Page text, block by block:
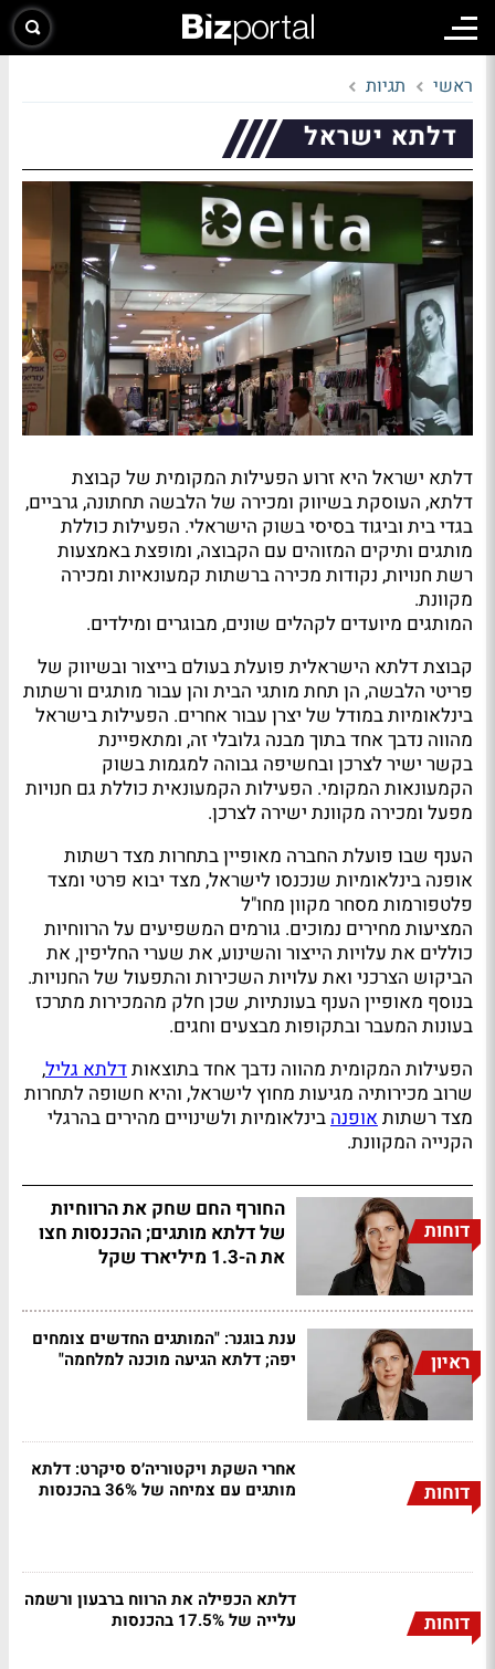
ראשי תגיות
דלתא ישראל
דלתא ישראל היא זרוע הפעילות המקומית של קבוצת
דלתא, העוסקת בשיווק ומכירה של הלבשה תחתונה, גרביים,
בגדי בית וביגוד בסיסי בשוק הישראלי. הפעילות כוללת
מותגים ותיקים המזוהים עם הקבוצה, ומופצת באמצעות
רשת חנויות, נקודות מכירה ברשתות קמעונאיות ומכירה
מקוונת.
המותגים מיועדים לקהלים שונים, מבוגרים ומילדים.
קבוצת דלתא הישראלית פועלת בעולם בייצור ובשיווק של
פריטי הלבשה, הן תחת מותגי הבית והן עבור מותגים ורשתות
בינלאומיות במודל של יצרן עבור אחרים. הפעילות בישראל
מהווה נדבך אחד בתוך מבנה גלובלי זה, ומתאפיינת
בקשר ישיר לצרכן ובחשיפה גבוהה למגמות בשוק
הקמעונאות המקומי. הפעילות הקמעונאית כוללת גם חנויות
מפעל ומכירה מקוונת ישירה לצרכן.
הענף שבו פועלת החברה מאופיין בתחרות מצד רשתות
אופנה בינלאומיות שנכנסו לישראל, מצד יבוא פרטי ומצד
פלטפורמות מסחר מקוון מחו"ל
המציעות מחירים נמוכים. גורמים המשפיעים על הרווחיות
כוללים את עלויות הייצור והשינוע, את שערי החליפין, את
הביקוש הצרכני ואת עלויות השכירות והתפעול של החנויות.
בנוסף מאופיין הענף בעונתיות, שכן חלק מהמכירות מתרכז
בעונות המעבר ובתקופות מבצעים וחגים.
הפעילות המקומית מהווה נדבך אחד בתוצאותדלתא גליל,
שרוב מכירותיה מגיעות מחוץ לישראל, והיא חשופה לתחרות
מצד רשתות אופנה בינלאומיות ולשינויים מהירים בהרגלי
הקנייה המקוונת.
דוחות
החורף החם שחק את הרווחיות
של דלתא מותגים; ההכנסות חצו
את ה-1.3 מיליארד שקל
ראיון
ענת בוגנר: "המותגים החדשים צומחים
יפה; דלתא הגיעה מוכנה למלחמה"
דוחות
אחרי השקת ויקטוריה׳ס סיקרט: דלתא
מותגים עם צמיחה של 36% בהכנסות
דוחות
דלתא הכפילה את הרווח ברבעון ורשמה
עלייה של 17.5% בהכנסות